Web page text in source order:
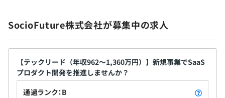
※組織構成上、コース変更が発生する場合があります
開発部門 約170名
・海外赴任手当
・単身赴任手当
・転居に伴う住宅補助
・家族補助給 等
風通しのよい当社でなら、これまでのあなたのキャ
リアをきっと活かせます！
SocioFuture株式会社が募集中の求人
【テックリード（年収962〜1,360万円）】新規事業でSaaS
プロダクト開発を推進しませんか？
通過ランク：B